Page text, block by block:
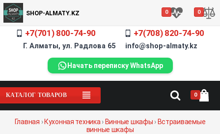
SHOP-ALMATY.KZ 0 0
+7(701) 800-74-90 +7(708) 820-74-90
Г. Алматы, ул. Радлова 65 info@shop-almaty.kz
Начать переписку WhatsApp
КАТАЛОГ ТОВАРОВ 0
Главная ›Кухонная техника ›Винные шкафы ›Встраиваемые
винные шкафы